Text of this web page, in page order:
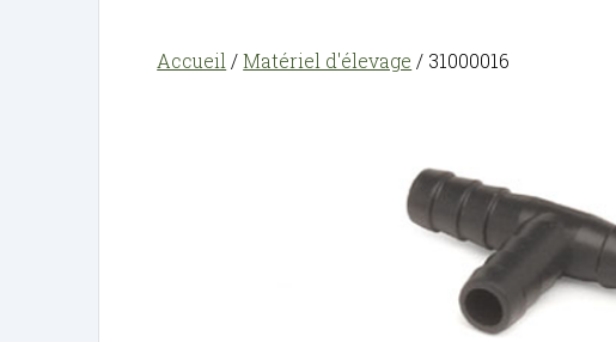
Accueil /Matériel d'élevage / 31000016